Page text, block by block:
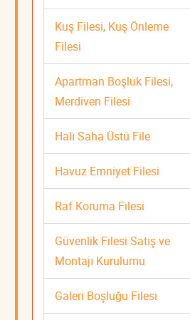
Kuş Filesi, Kuş Önleme
Filesi
Apartman Boşluk Filesi,
Merdiven Filesi
Halı Saha Üstü File
Havuz Emniyet Filesi
Raf Koruma Filesi
Güvenlik Filesi Satış ve
Montajı Kurulumu
Galeri Boşluğu Filesi